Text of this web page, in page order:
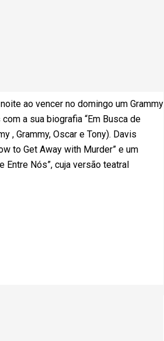
ao vencer no domingo um Grammy
a sua biografia “Em Busca de
, Grammy, Oscar e Tony). Davis
to Get Away with Murder” e um
Entre Nós”, cuja versão teatral